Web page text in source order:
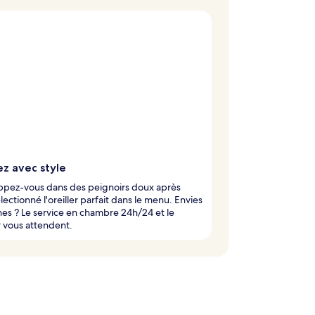
avec style
vous dans des peignoirs doux après
l'oreiller parfait dans le menu. Envies
? Le service en chambre 24h/24 et le
vous attendent.